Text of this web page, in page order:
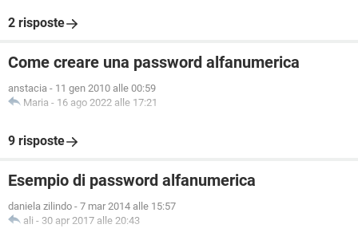
2 risposte
Come creare una password alfanumerica
anstacia - 11 gen 2010 alle 00:59
Maria - 16 ago 2022 alle 17:21
9 risposte
Esempio di password alfanumerica
daniela zilindo - 7 mar 2014 alle 15:57
ali - 30 apr 2017 alle 20:43